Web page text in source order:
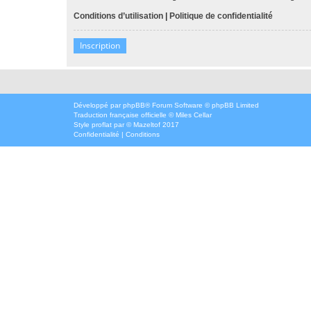
Conditions d’utilisation | Politique de confidentialité
Inscription
Développé par phpBB® Forum Software © phpBB Limited
Traduction française officielle ©Miles Cellar
Style proflat par ©Mazeltof 2017
Confidentialité | Conditions